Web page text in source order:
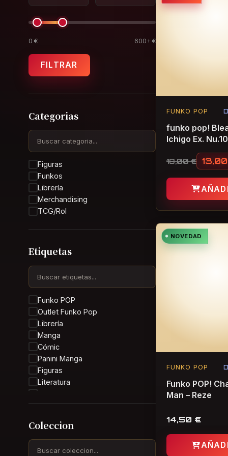
0 € 600+ €
FILTRAR
Categorias
Figuras
Funkos
Librería
Merchandising
TCG/Rol
Etiquetas
Funko POP
Outlet Funko Pop
Librería
Manga
Cómic
Panini Manga
Figuras
Literatura
Kentaro Miura
Anime
Panini Comics
manga de terror
Coleccion
FUNKO POP
funko pop!
Ichigo Ex.
18,00€
El precio
13,00
El precio
NOVEDAD
FUNKO POP
Funko POP!
Man – Reze
14,50 €